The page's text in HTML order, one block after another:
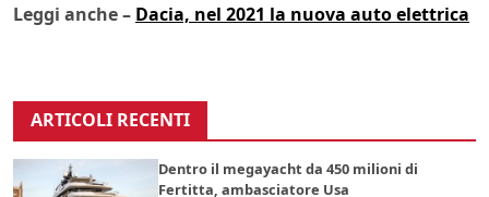
Leggi anche – Dacia, nel 2021 la nuova auto elettrica
ARTICOLI RECENTI
Dentro il megayacht da 450 milioni di
Fertitta, ambasciatore Usa